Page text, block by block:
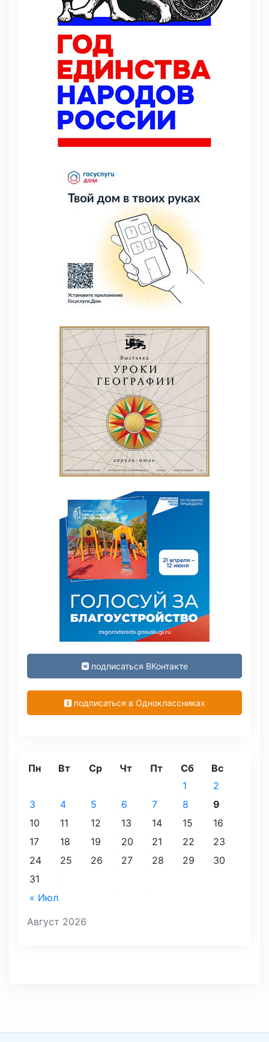
подписаться ВКонтакте
подписаться в Одноклассниках
Август 2026
Пн Вт Ср Чт Пт Сб Вс
« Июл
1
2
3
4 5 6 7 8
9
10
11 12 13 14 15
16
17
18 19 20 21 22
23
24
25 26 27 28 29
30
31